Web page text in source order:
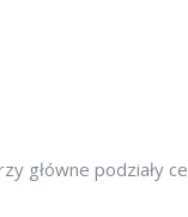
główne podziały